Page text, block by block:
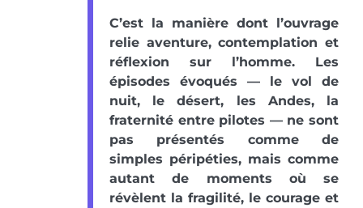
C’est la manière dont l’ouvrage
relie aventure, contemplation et
réflexion sur l’homme. Les
épisodes évoqués — le vol de
nuit, le désert, les Andes, la
fraternité entre pilotes — ne sont
pas présentés comme de
simples péripéties, mais comme
autant de moments où se
révèlent la fragilité, le courage et